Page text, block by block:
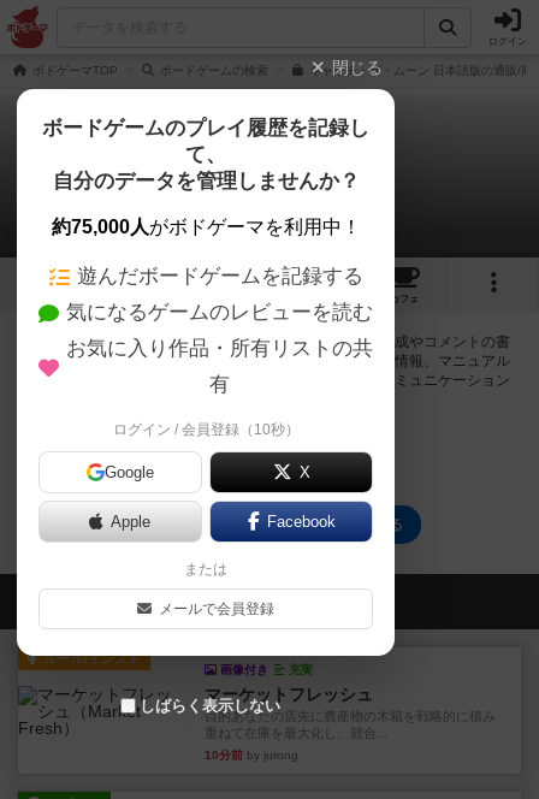
ログイン
ボドゲーマTOP ボードゲームの検索 キャッチ・ザ・ムーン 日本語版の通販/商
キャッチ・ザ・ムーン
0件の掲示板
15 1 20
カフェ
ログインするとキャッチ・ザ・ムーンに関する掲示板の作成やコメントの書
き込みが出来るようになります。ルールの疑問やエラッタ情報、マニュアル
では判断し辛い曖昧な表記等について会員同士で自由にコミュニケーション
ログイン/無料会員登録
キャッチ・ザ・ムーンのトップに戻る
会員の新しい投稿
ルール/インスト
画像付き 充実
マーケットフレッシュ
目的あなたの店先に農産物の木箱を戦略的に積み
重ねて在庫を最大化し、競合...
10分前 by jurong
閉じる
ボードゲームのプレイ履歴を記録し
て、
自分のデータを管理しませんか？
約75,000人がボドゲーマを利用中！
遊んだボードゲームを記録する
気になるゲームのレビューを読む
お気に入り作品・所有リストの共
有
ログイン / 会員登録（10秒）
Google X
Apple Facebook
または
メールで会員登録
しばらく表示しない